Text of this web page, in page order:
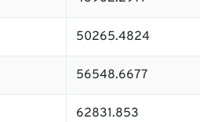
50265.4824
56548.6677
62831.853